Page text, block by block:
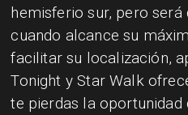
hemisferio sur, pero será
cuando alcance su
facilitar su localización,
Tonight y Star Walk
te pierdas la oportunidad